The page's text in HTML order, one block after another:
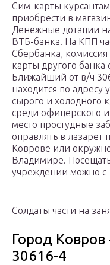
Сим-карты
приобрести в
Денежные дотации
ВТБ-банка. На КПП
Сбербанка, комиссия
карты другого банка
Ближайший от в/ч
находится по адресу
сырого и холодного
среди офицерского и
место простудные
оправлять в лазарет
Коврове или
Владимире.
учреждении можно с
Солдаты части на
Город
30616-4